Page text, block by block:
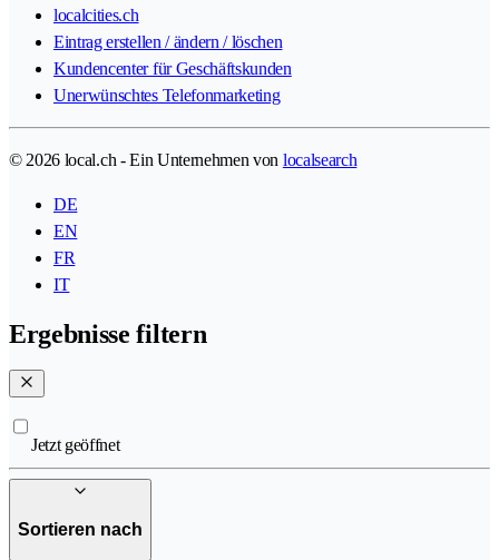
localcities.ch
Eintrag erstellen / ändern / löschen
Kundencenter für Geschäftskunden
Unerwünschtes Telefonmarketing
© 2026 local.ch - Ein Unternehmen von localsearch
DE
EN
FR
IT
Ergebnisse filtern
Jetzt geöffnet
Sortieren nach